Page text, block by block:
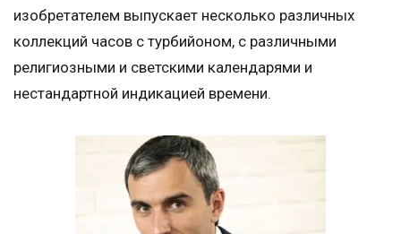
изобретателем выпускает несколько различных
коллекций часов с турбийоном, с различными
религиозными и светскими календарями и
нестандартной индикацией времени.